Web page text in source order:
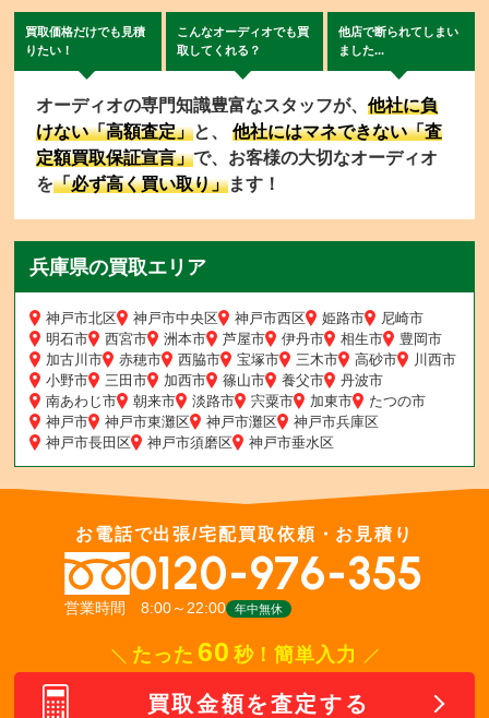
買取価格だけでも見積
りたい！
こんなオーディオでも買
取してくれる？
他店で断られてしまい
ました...
オーディオの専門知識豊富なスタッフが、他社に負
けない「高額査定」と、
他社にはマネできない「査
定額買取保証宣言」で、お客様の大切なオーディオ
を「必ず高く買い取り」ます！
兵庫県の買取エリア
神戸市北区 神戸市中央区 神戸市西区 姫路市
尼崎市
明石市
西宮市 洲本市 芦屋市 伊丹市 相生市
豊岡市
加古川市
赤穂市 西脇市 宝塚市 三木市 高砂市
川西市
小野市
三田市 加西市 篠山市 養父市
丹波市
南あわじ市
朝来市 淡路市 宍粟市 加東市
たつの市
神戸市
神戸市東灘区 神戸市灘区
神戸市兵庫区
神戸市長田区
神戸市須磨区 神戸市垂水区
お電話で出張/宅配買取依頼・お見積り
0120-976-355
営業時間 8:00～22:00 年中無休
たった 60 秒！簡単入力
買取金額を査定する